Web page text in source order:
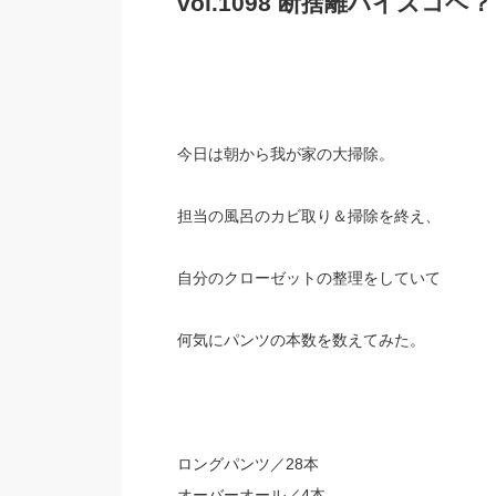
今日は朝から我が家の大掃除。
担当の風呂のカビ取り＆掃除を終え、
自分のクローゼットの整理をしていて
何気にパンツの本数を数えてみた。
ロングパンツ／28本